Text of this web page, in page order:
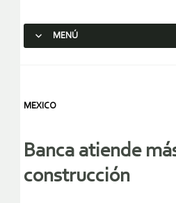
MENÚ
MEXICO
Banca atiende
construcción